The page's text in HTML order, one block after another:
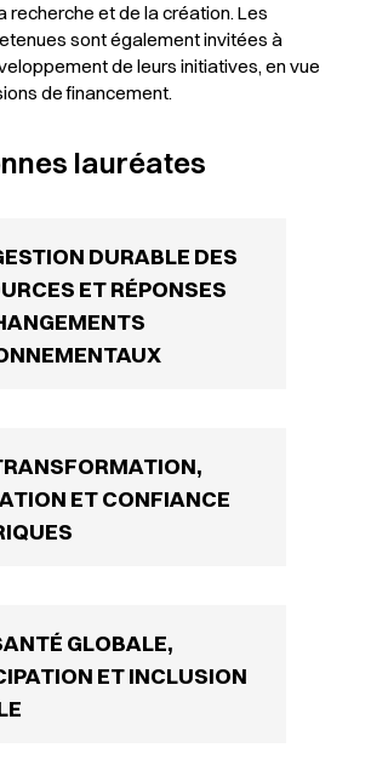
recherche et de la création. Les
sont également invitées à
de leurs initiatives, en vue
de financement.
lauréates
DURABLE DES
ET RÉPONSES
ET CONFIANCE
GLOBALE,
ET INCLUSION